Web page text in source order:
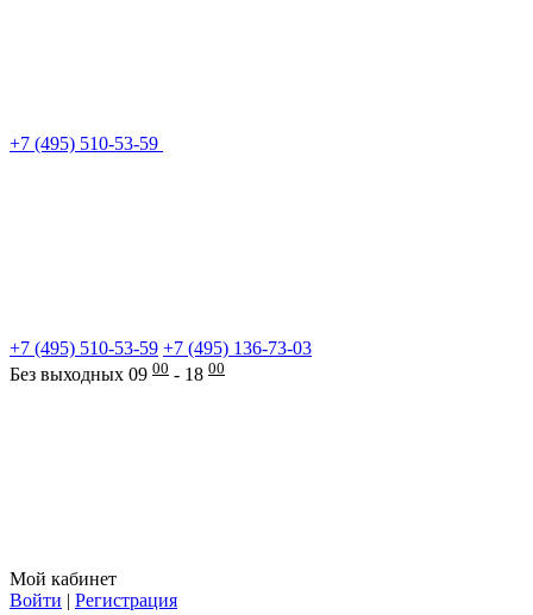
+7 (495) 510-53-59
+7 (495) 510-53-59 +7 (495) 136-73-03
Без выходных 09 00 - 18 00
Мой кабинет
Войти | Регистрация